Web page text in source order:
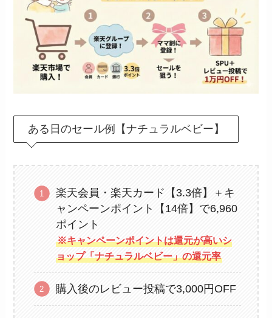
ある日のセール例【ナチュラルベビー】
楽天会員・楽天カード【3.3倍】＋キ
ャンペーンポイント【14倍】で6,960
ポイント
※キャンペーンポイントは還元が高いシ
ョップ「ナチュラルベビー」の還元率
購入後のレビュー投稿で3,000円OFF